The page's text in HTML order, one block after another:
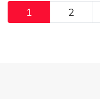
Pagination
1 2